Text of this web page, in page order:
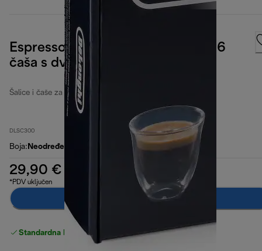
Espresso kolekcija, 90 ml, set od 6
čaša s dvostrukom stijenkom
Šalice i čaše za kavu
DLSC300
Boja: Neodređeno
29,90 €
*PDV uključen
Dodaj u košaricu
Standardna besplatna